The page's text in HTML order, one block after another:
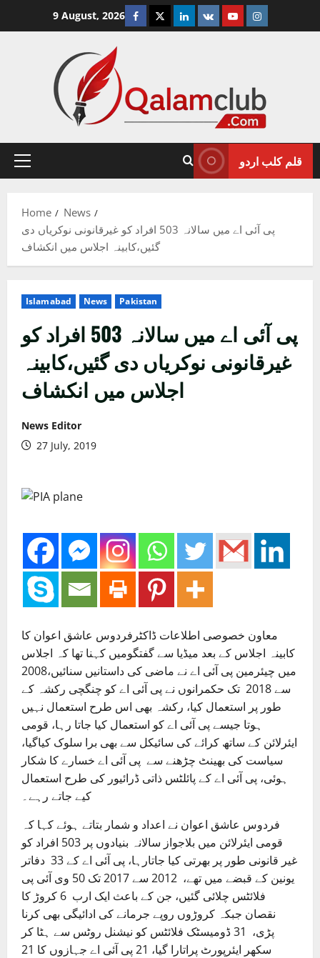
9 August, 2026 Facebook
TwitterLinkedin
VK YoutubeInstagram
Primary
قلم کلب اردو
Home
News
پی آئی اے میں سالانہ 503 افراد کو غیرقانونی نوکریاں دی
گئیں،کابینہ اجلاس میں انکشاف
Islamabad News Pakistan
پی آئی اے میں سالانہ 503 افراد کو
غیرقانونی نوکریاں دی گئیں،کابینہ
اجلاس میں انکشاف
News Editor
27 July, 2019
معاون خصوصی اطلاعات ڈاکٹرفردوس عاشق اعوان کا
کابینہ اجلاس کے بعد میڈیا سے گفتگومیں کہنا تھا کہ اجلاس
میں چیئرمین پی آئی اے نے ماضی کی داستانیں سنائیں،2008
سے 2018 تک حکمرانوں نے پی آئی اے کو چنگچی رکشہ کے
طور پر استعمال کیا، رکشہ بھی اس طرح استعمال نہیں
ہوتا جیسے پی آئی اے کو استعمال کیا جاتا رہا، قومی
ایئرلائن کے ساتھ کرائے کی سائیکل سے بھی برا سلوک کیاگیا،
سیاست کی بھینٹ چڑھنے سے پی آئی اے خسارے کا شکار
ہوئی، پی آئی اے کے پائلٹس ذاتی ڈرائیور کی طرح استعمال
کیے جاتے رہے۔
فردوس عاشق اعوان نے اعداد و شمار بتاتے ہوئے کہا کہ
قومی ایئرلائن میں بلاجواز سالانہ بنیادوں پر 503 افراد کو
غیر قانونی طور پر بھرتی کیا جاتارہا، پی آئی اے کے 33 دفاتر
یونین کے قبضے میں تھے، 2012 سے 2017 تک 50 وی آئی پی
فلائٹس چلائی گئیں، جن کے باعث ایک ارب 6 کروڑ کا
نقصان جبکہ کروڑوں روپے جرمانے کی ادائیگی بھی کرنا
پڑی، 31 ڈومیسٹک فلائٹس کو نیشنل روٹس سے ہٹا کر
سکھر ایئرپورٹ پراتارا گیا، 21 پی آئی اے جہازوں کا 21